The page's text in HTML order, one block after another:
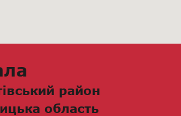
район
область